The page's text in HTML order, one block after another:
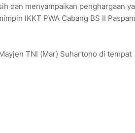
dan menyampaikan penghargaan
IKKT PWA Cabang BS II
TNI (Mar) Suhartono di tempat